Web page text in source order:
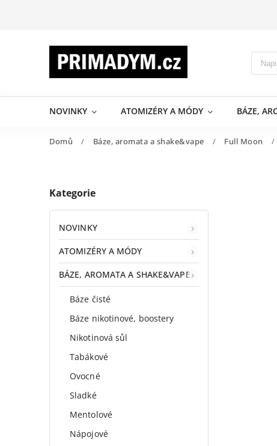
NOVINKY ATOMIZÉRY A MÓDY BÁZE,
Domů / Báze, aromata a shake&vape / Full Moon /
Kategorie
NOVINKY
ATOMIZÉRY A MÓDY
BÁZE, AROMATA A SHAKE&VAPE
Báze čisté
Báze nikotinové, boostery
Nikotinová sůl
Tabákové
Ovocné
Sladké
Mentolové
Nápojové